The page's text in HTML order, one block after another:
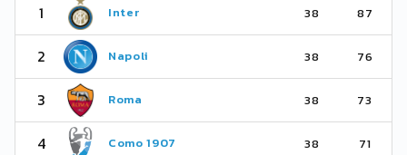
1 Inter 38 87
2 Napoli 38 76
3 Roma 38 73
4 Como 1907 38 71